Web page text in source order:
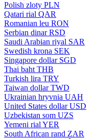
Polish zloty PLN
Qatari rial QAR
Romanian leu RON
Serbian dinar RSD
Saudi Arabian riyal SAR
Swedish krona SEK
Singapore dollar SGD
Thai baht THB
Turkish lira TRY
Taiwan dollar TWD
Ukrainian hryvnia UAH
United States dollar USD
Uzbekistan som UZS
Yemeni rial YER
South African rand ZAR